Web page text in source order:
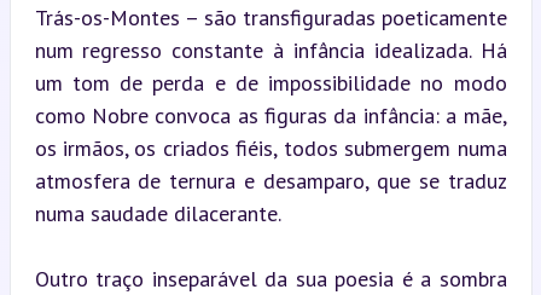
Trás-os-Montes – são transfiguradas poeticamente
num regresso constante à infância idealizada. Há
um tom de perda e de impossibilidade no modo
como Nobre convoca as figuras da infância: a mãe,
os irmãos, os criados fiéis, todos submergem numa
atmosfera de ternura e desamparo, que se traduz
numa saudade dilacerante.
Outro traço inseparável da sua poesia é a sombra